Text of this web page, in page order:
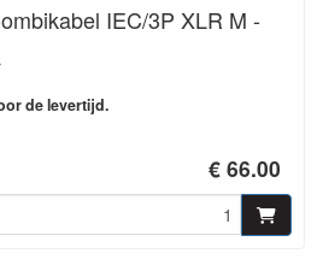
IEC/3P XLR M -
de levertijd.
€ 66.00